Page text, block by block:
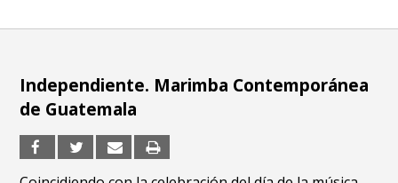
Independiente. Marimba Contemporánea
de Guatemala